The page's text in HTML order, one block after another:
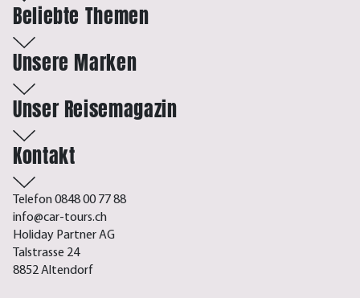
Beliebte Themen
Unsere Marken
Unser Reisemagazin
Kontakt
Telefon 0848 00 77 88
info@car-tours.ch
Holiday Partner AG
Talstrasse 24
8852 Altendorf